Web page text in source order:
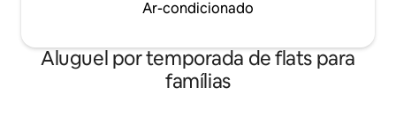
Ar-condicionado
Aluguel por temporada de flats para
famílias